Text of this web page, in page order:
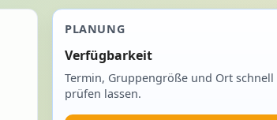
PLANUNG
Verfügbarkeit
Termin, Gruppengröße und Ort schnell
prüfen lassen.